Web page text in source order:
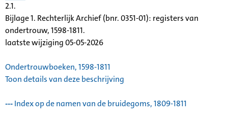
2.1.
Bijlage 1. Rechterlijk Archief (bnr. 0351-01): registers van
ondertrouw, 1598-1811.
laatste wijziging 05-05-2026
Ondertrouwboeken, 1598-1811
Toon details van deze beschrijving
---Index op de namen van de bruidegoms, 1809-1811